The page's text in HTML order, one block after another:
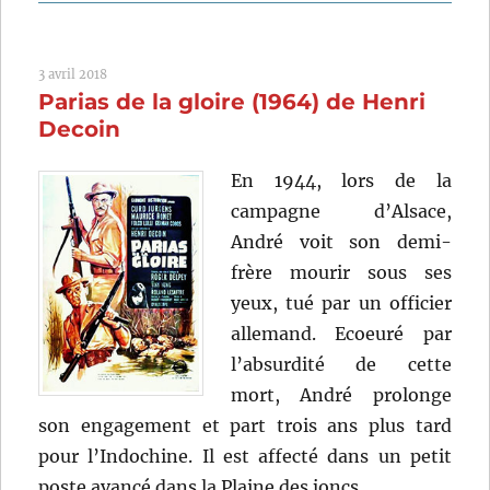
Les
au
de
Henri
Decoin
3 avril 2018
Parias de la gloire (1964) de Henri
Decoin
En 1944, lors de la
campagne d’Alsace,
André voit son demi-
frère mourir sous ses
yeux, tué par un officier
allemand. Ecoeuré par
l’absurdité de cette
mort, André prolonge
son engagement et part trois ans plus tard
pour l’Indochine. Il est affecté dans un petit